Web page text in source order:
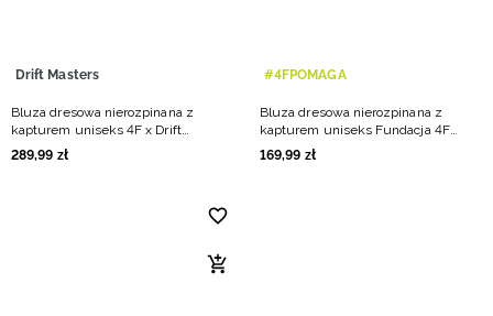
Drift Masters
Bluza dresowa nierozpinana z
kapturem uniseks 4F x Drift
Masters - czarna
289,99 zł
#4FPOMAGA
Bluza dresowa nierozpinana z
kapturem uniseks Fundacja 4F
Pomaga - zielona
169,99 zł